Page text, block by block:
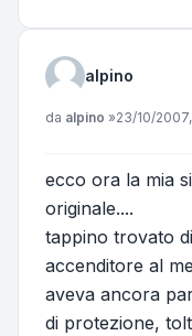
alpino
Messaggio
da alpino »23/10/
ecco ora la mia
originale....
tappino trovato
accenditore al
aveva ancora
di protezione,